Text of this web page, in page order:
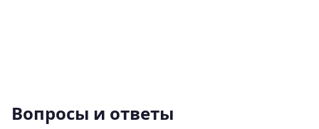
Вопросы и ответы